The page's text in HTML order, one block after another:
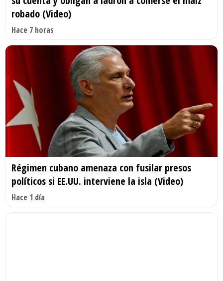
robado (Video)
Hace 7 horas
Régimen cubano amenaza con fusilar presos
políticos si EE.UU. interviene la isla (Video)
Hace 1 día